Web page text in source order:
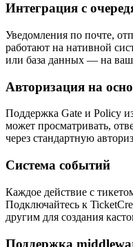
Интеграция с
Уведомления по почте,
работают на нативной
или база данных — на
Авторизация на
Поддержка Gate и Policy
может просматривать,
через стандартную
Система событий
Каждое действие с
Подключайтесь к
другим для создания
Поддержка